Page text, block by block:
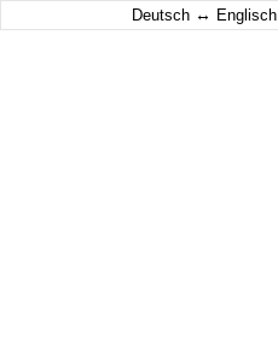
Deutsch ↔ Englisch